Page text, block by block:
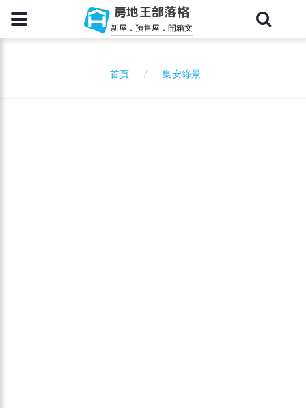
房地王部落格
新屋．預售屋．開箱文
首頁 集安綠景